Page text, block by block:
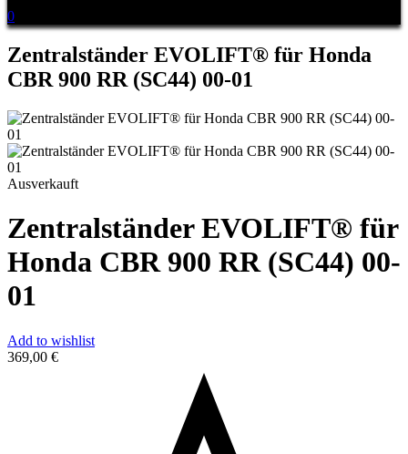
0
Zentralständer EVOLIFT® für Honda
CBR 900 RR (SC44) 00-01
Ausverkauft
Zentralständer EVOLIFT® für
Honda CBR 900 RR (SC44) 00-
01
Add to wishlist
369,00 €